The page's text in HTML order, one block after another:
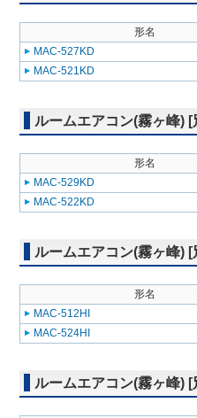
形名
MAC-527KD
MAC-521KD
ルームエアコン(霧ヶ峰)
形名
MAC-529KD
MAC-522KD
ルームエアコン(霧ヶ峰)
形名
MAC-512HI
MAC-524HI
ルームエアコン(霧ヶ峰)